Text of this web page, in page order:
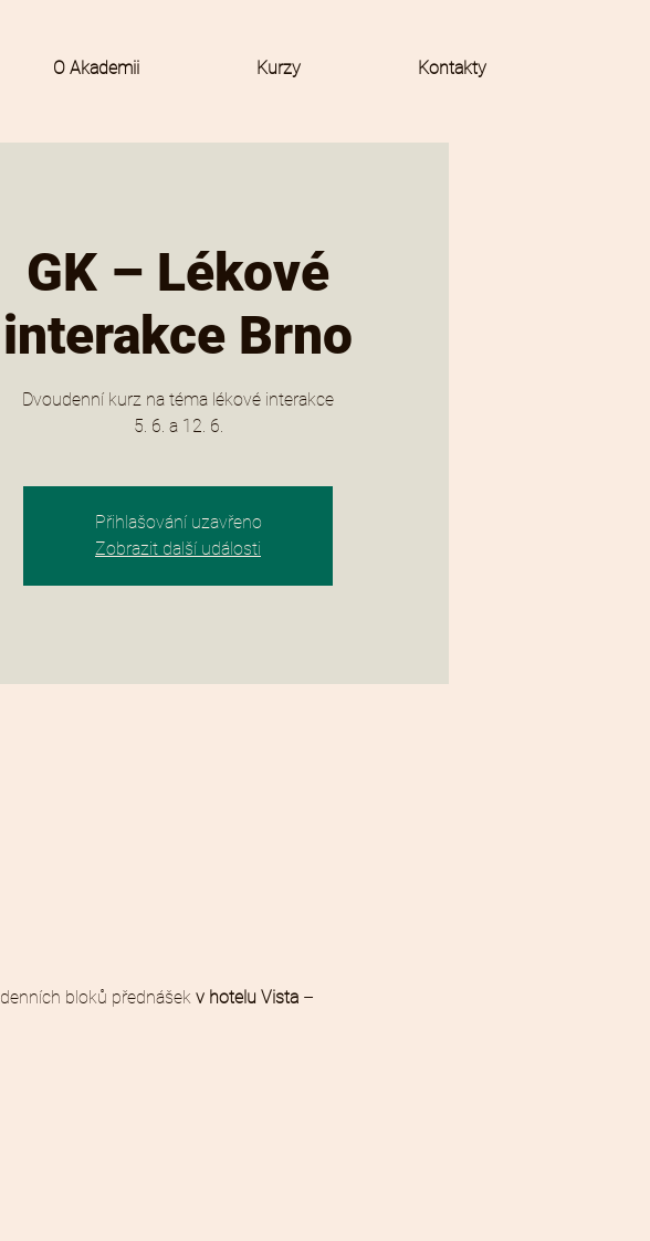
O Akademii Kurzy Kontakty
GK – Lékové
interakce Brno
Dvoudenní kurz na téma lékové interakce
5. 6. a 12. 6.
Přihlašování uzavřeno
Zobrazit další události
bloků přednášek v hotelu Vista –